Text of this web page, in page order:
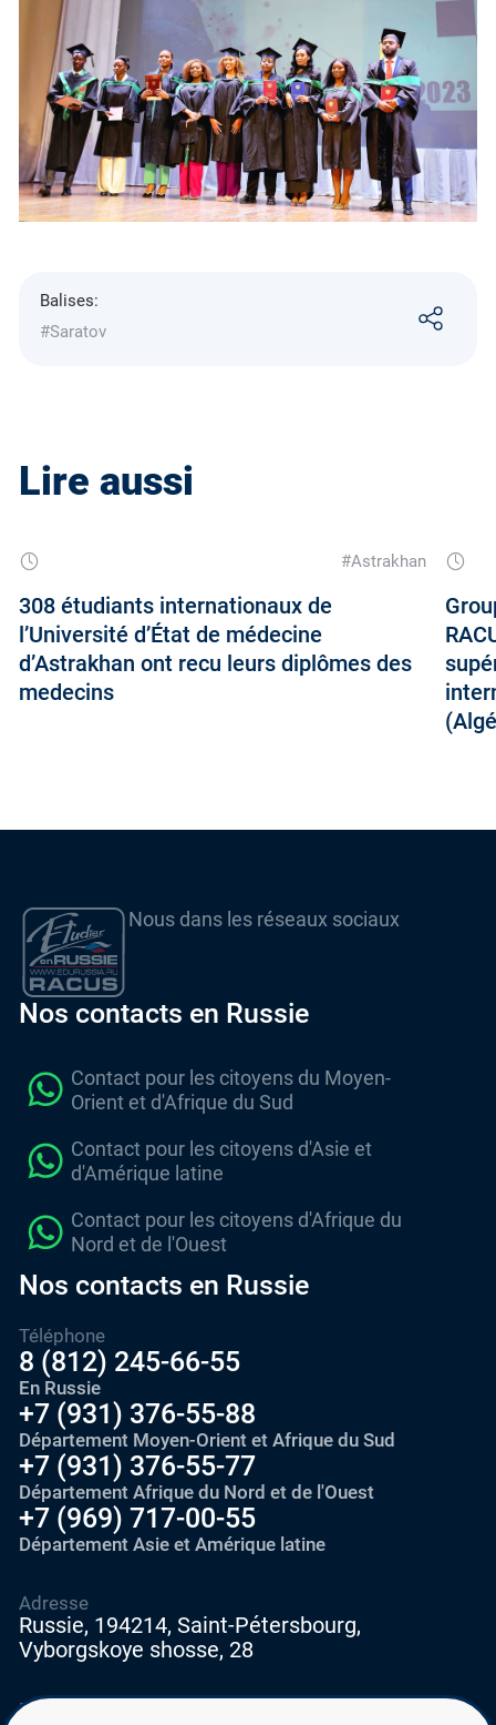
Balises:
#Saratov
Lire aussi
#Astrakhan
308 étudiants internationaux de
l’Université d’État de médecine
d’Astrakhan ont recu leurs diplômes des
medecins
Nous dans les réseaux sociaux
Nos contacts en Russie
Contact pour les citoyens du Moyen-
Orient et d'Afrique du Sud
Contact pour les citoyens d'Asie et
d'Amérique latine
Contact pour les citoyens d'Afrique du
Nord et de l'Ouest
Nos contacts en Russie
Téléphone
8 (812) 245-66-55
En Russie
+7 (931) 376-55-88
Département Moyen-Orient et Afrique du Sud
+7 (931) 376-55-77
Département Afrique du Nord et de l'Ouest
+7 (969) 717-00-55
Département Asie et Amérique latine
E-mail
Adresse
Russie, 194214, Saint-Pétersbourg,
Vyborgskoye shosse, 28